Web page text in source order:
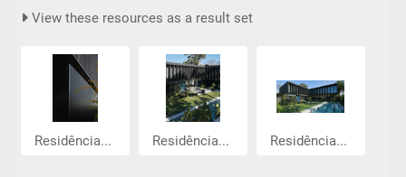
View these resources as a result set
Residência... Residência... Residência...